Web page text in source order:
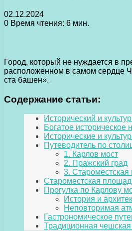
02.12.2024
0 Время чтения: 6 мин.
Город, который не нуждается в
расположенном в самом сердце
ста башен».
Содержание статьи:
Исторический и
Богатое историческое
Исторические и
Путеводитель по
1. Карлов мост
2. Пражский град
3.
Староместская
Прогулка по Карлову
История и
Неповторимая
Гастрономическое
Традиционная чешская